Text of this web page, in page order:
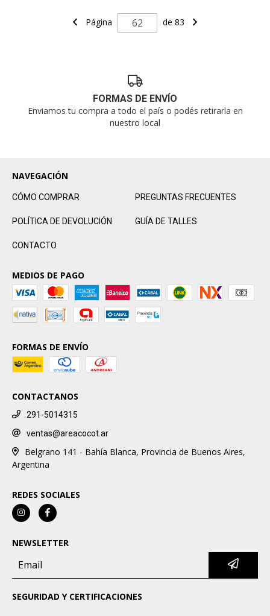
Página de 83
FORMAS DE ENVÍO
Enviamos tu compra a todo el país o podés retirarla en
nuestro local
NAVEGACIÓN
CÓMO COMPRAR PREGUNTAS FRECUENTES
POLÍTICA DE DEVOLUCIÓN GUÍA DE TALLES
CONTACTO
MEDIOS DE PAGO
FORMAS DE ENVÍO
CONTACTANOS
291-5014315
ventas@areacocot.ar
Belgrano 141 - Bahía Blanca, Provincia de Buenos Aires,
Argentina
REDES SOCIALES
NEWSLETTER
SEGURIDAD Y CERTIFICACIONES